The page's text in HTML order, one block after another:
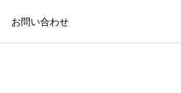
お問い合わせ